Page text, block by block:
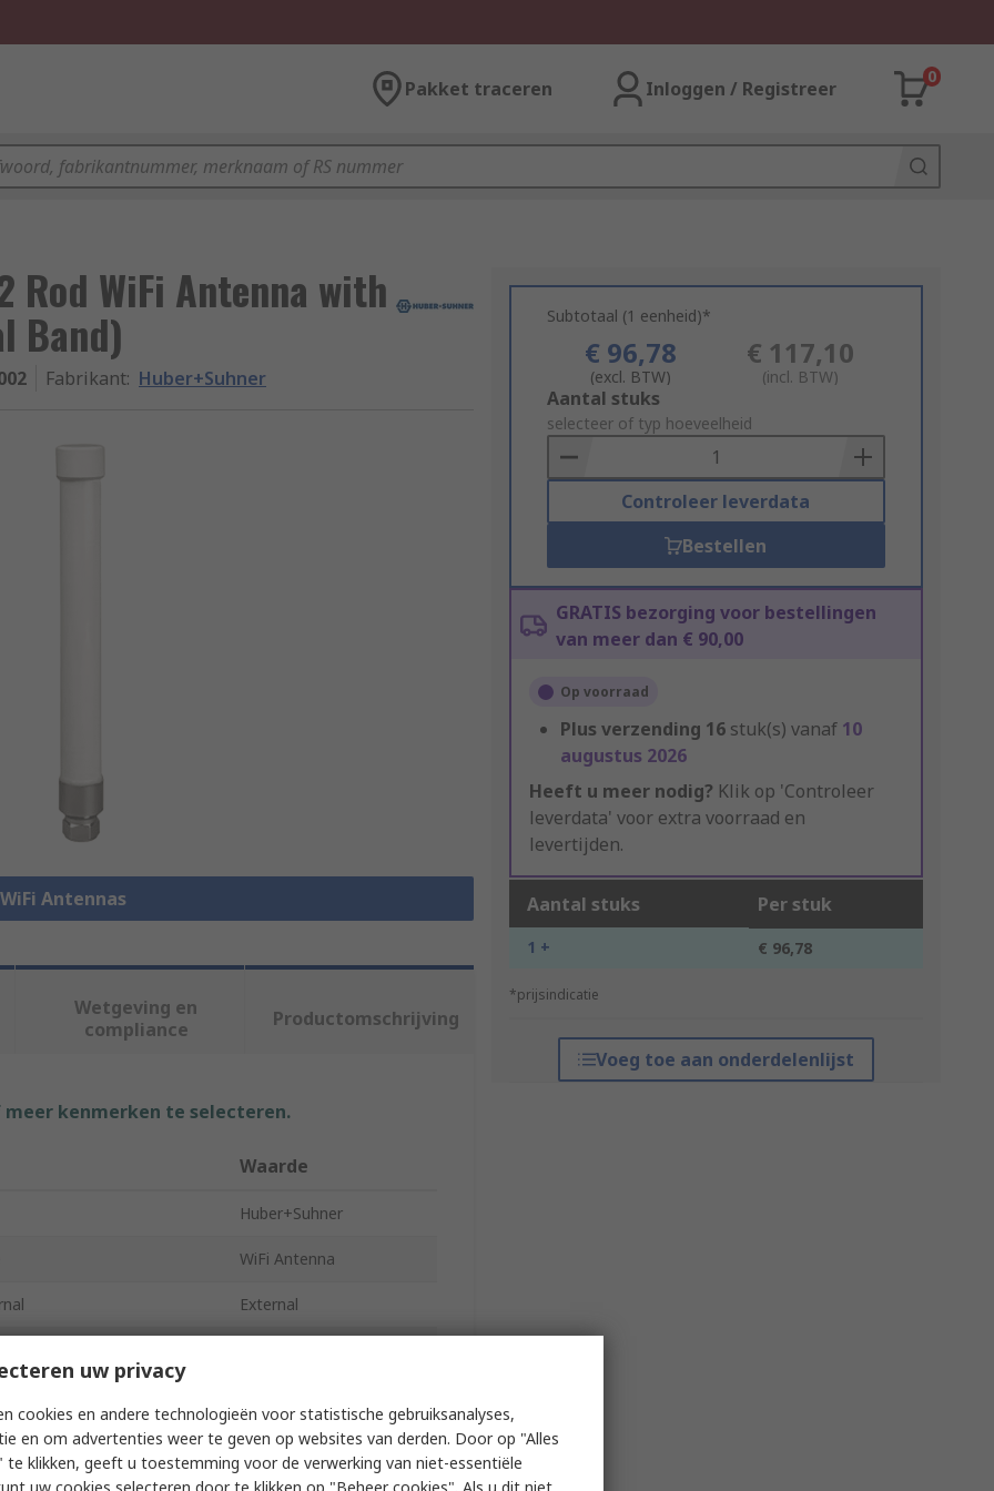
Pakket traceren Inloggen / Registreer
0
Rod WiFi Antenna with
Band)
Fabrikant: Huber+Suhner
Antennas
Subtotaal (1 eenheid)*
€ 96,78
(excl. BTW)
€ 117,10
(incl. BTW)
Add
to
Basket
Aantal stuks
selecteer of typ hoeveelheid
Controleer leverdata
Bestellen
GRATIS bezorging voor bestellingen
van meer dan € 90,00
Op voorraad
Plus verzending 16 stuk(s) vanaf 10
augustus 2026
Heeft u meer nodig? Klik op 'Controleer
leverdata' voor extra voorraad en
levertijden.
Aantal stuks Per stuk
1 + € 96,78
*prijsindicatie
Voeg toe aan onderdelenlijst
Wetgeving en
compliance
Productomschrijving
kenmerken te selecteren.
Waarde
Huber+Suhner
WiFi Antenna
External
2.4GHz
Type Wall/Pole
uw privacy
cookies en andere technologieën voor statistische gebruiksanalyses,
en om advertenties weer te geven op websites van derden. Door op "Alles
te klikken, geeft u toestemming voor de verwerking van niet-essentiële